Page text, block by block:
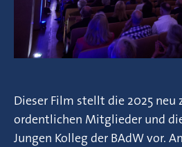
Dieser Film stellt die 2025 neu
ordentlichen Mitglieder und
Jungen Kolleg der BAdW vor.